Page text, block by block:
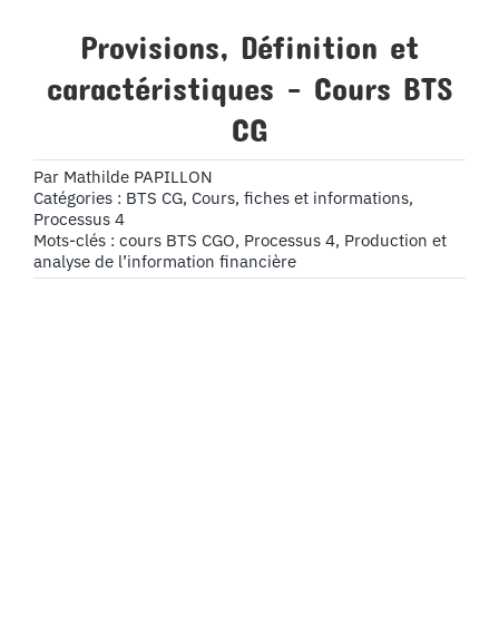
Provisions, Définition et
caractéristiques – Cours BTS
CG
Par Mathilde PAPILLON
Catégories : BTS CG, Cours, fiches et informations,
Processus 4
Mots-clés : cours BTS CGO, Processus 4, Production et
analyse de l’information financière